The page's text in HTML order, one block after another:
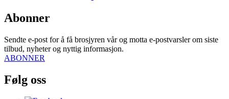
Abonner
Sendte e-post for å få brosjyren vår og motta e-postvarsler om siste
tilbud, nyheter og nyttig informasjon.
ABONNER
Følg oss